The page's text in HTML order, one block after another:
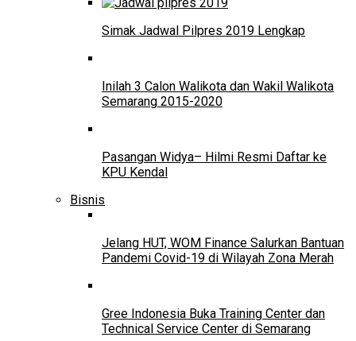
Simak Jadwal Pilpres 2019 Lengkap
Inilah 3 Calon Walikota dan Wakil Walikota
Semarang 2015-2020
Pasangan Widya– Hilmi Resmi Daftar ke
KPU Kendal
Bisnis
Jelang HUT, WOM Finance Salurkan Bantuan
Pandemi Covid-19 di Wilayah Zona Merah
Gree Indonesia Buka Training Center dan
Technical Service Center di Semarang